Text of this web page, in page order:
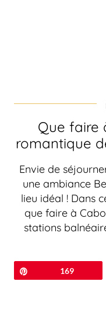
Que faire
romantique
Envie de
une ambiance
lieu idéal ! Dans
que faire à
stations
Épingle169